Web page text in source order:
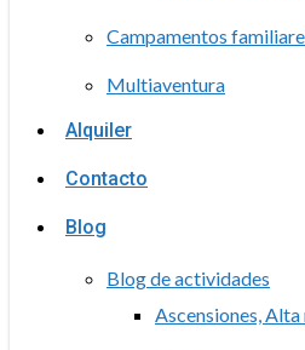
Campamentos
Multiaventura
Alquiler
Contacto
Blog
Blog de actividades
Ascensiones,